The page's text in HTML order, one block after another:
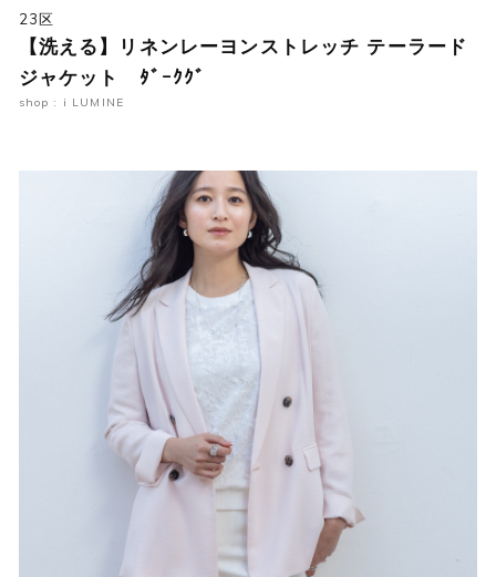
23区
【洗える】リネンレーヨンストレッチ テーラード
ジャケット ﾀﾞｰｸｸﾞ
shop : i LUMINE